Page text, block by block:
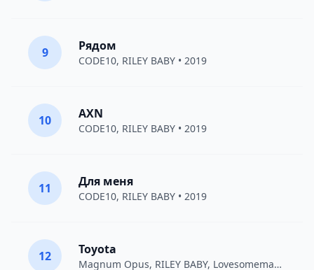
9 Рядом
CODE10, RILEY BABY • 2019
10 AXN
CODE10, RILEY BABY • 2019
11 Для меня
CODE10, RILEY BABY • 2019
12 Toyota
Magnum Opus, RILEY BABY, Lovesomemama